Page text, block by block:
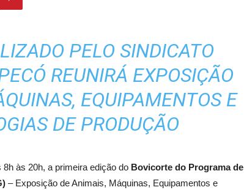
PELO SINDICATO
REUNIRÁ EXPOSIÇÃO
EQUIPAMENTOS E
DE PRODUÇÃO
8h às 20h, a primeira edição do Bovicorte do Programa de
– Exposição de Animais, Máquinas, Equipamentos e